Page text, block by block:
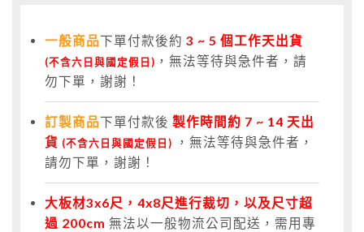
一般商品下單付款後約 3 ~ 5 個工作天出貨
(不含六日與國定假日) ，無法等待與急件者，請
勿下單，謝謝！
訂製商品下單付款後 製作時間約 7 ~ 14 天出
貨 (不含六日與國定假日)
，無法等待與急件者，
請勿下單，謝謝！
大板材3x6尺，4x8尺進行裁切，以及尺寸超
過 200cm 無法以一般物流公司配送，需用專